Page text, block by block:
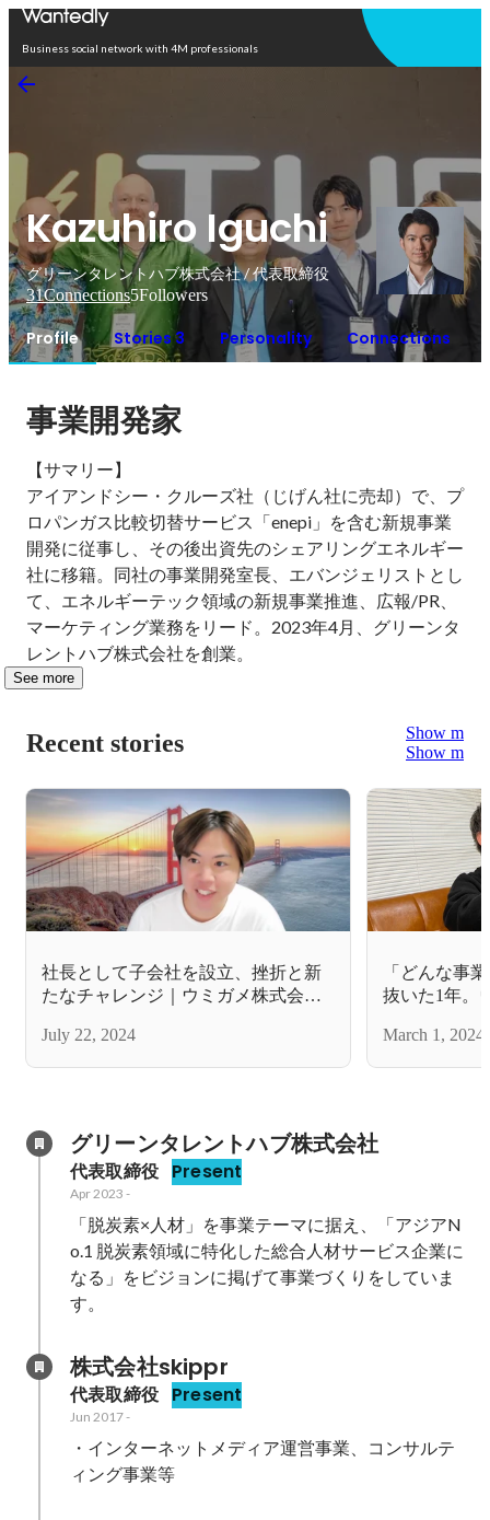
Business social network with 4M professionals
Kazuhiro Iguchi
グリーンタレントハブ株式会社 / 代表取締役
31Connections5Followers
Profile Stories 3 Personality Connections
事業開発家
【サマリー】
アイアンドシー・クルーズ社（じげん社に売却）で、プ
ロパンガス比較切替サービス「enepi」を含む新規事業
開発に従事し、その後出資先のシェアリングエネルギー
社に移籍。同社の事業開発室長、エバンジェリストとし
て、エネルギーテック領域の新規事業推進、広報/PR、
マーケティング業務をリード。2023年4月、グリーンタ
レントハブ株式会社を創業。
See more
Recent stories
Show more
Show more
社長として子会社を設立、挫折と新
たなチャレンジ｜ウミガメ株式会社
July 22, 2024
「どんな事
抜いた1年。
March 1, 2024
グリーンタレントハブ株式会社
代表取締役 Present
Apr 2023 -
「脱炭素×人材」を事業テーマに据え、「アジアN
o.1 脱炭素領域に特化した総合人材サービス企業に
なる」をビジョンに掲げて事業づくりをしていま
す。
株式会社skippr
代表取締役 Present
Jun 2017-
・インターネットメディア運営事業、コンサルテ
ィング事業等